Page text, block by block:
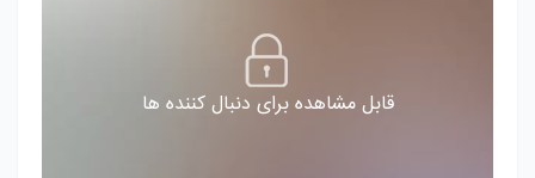
قابل مشاهده برای دنبال کننده ها